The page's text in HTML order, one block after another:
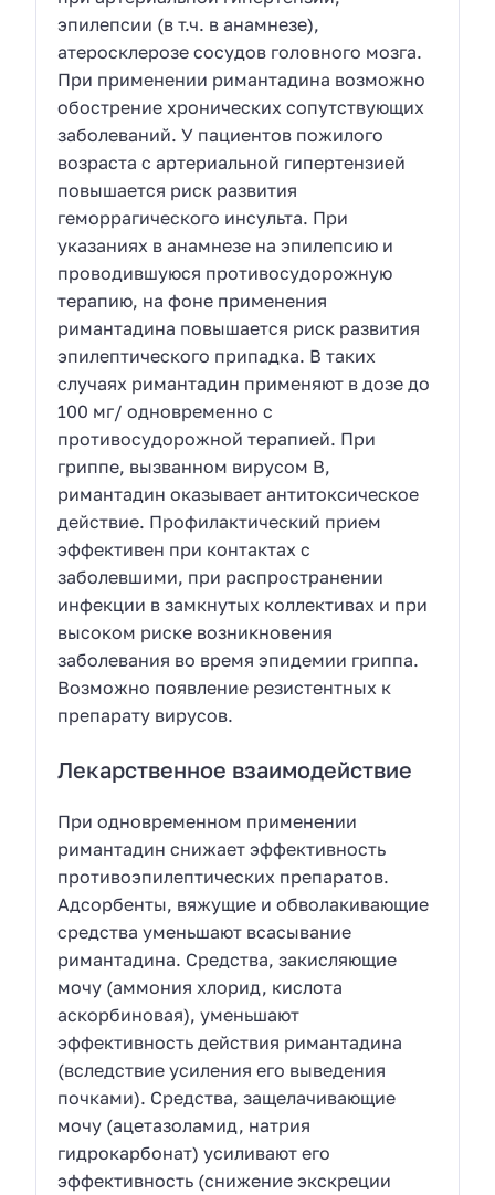
эпилепсии (в т.ч. в анамнезе),
атеросклерозе сосудов головного мозга.
При применении римантадина возможно
обострение хронических сопутствующих
заболеваний. У пациентов пожилого
возраста с артериальной гипертензией
повышается риск развития
геморрагического инсульта. При
указаниях в анамнезе на эпилепсию и
проводившуюся противосудорожную
терапию, на фоне применения
римантадина повышается риск развития
эпилептического припадка. В таких
случаях римантадин применяют в дозе до
100 мг/ одновременно с
противосудорожной терапией. При
гриппе, вызванном вирусом B,
римантадин оказывает антитоксическое
действие. Профилактический прием
эффективен при контактах с
заболевшими, при распространении
инфекции в замкнутых коллективах и при
высоком риске возникновения
заболевания во время эпидемии гриппа.
Возможно появление резистентных к
препарату вирусов.
Лекарственное взаимодействие
При одновременном применении
римантадин снижает эффективность
противоэпилептических препаратов.
Адсорбенты, вяжущие и обволакивающие
средства уменьшают всасывание
римантадина. Средства, закисляющие
мочу (аммония хлорид, кислота
аскорбиновая), уменьшают
эффективность действия римантадина
(вследствие усиления его выведения
почками). Средства, защелачивающие
мочу (ацетазоламид, натрия
гидрокарбонат) усиливают его
эффективность (снижение экскреции